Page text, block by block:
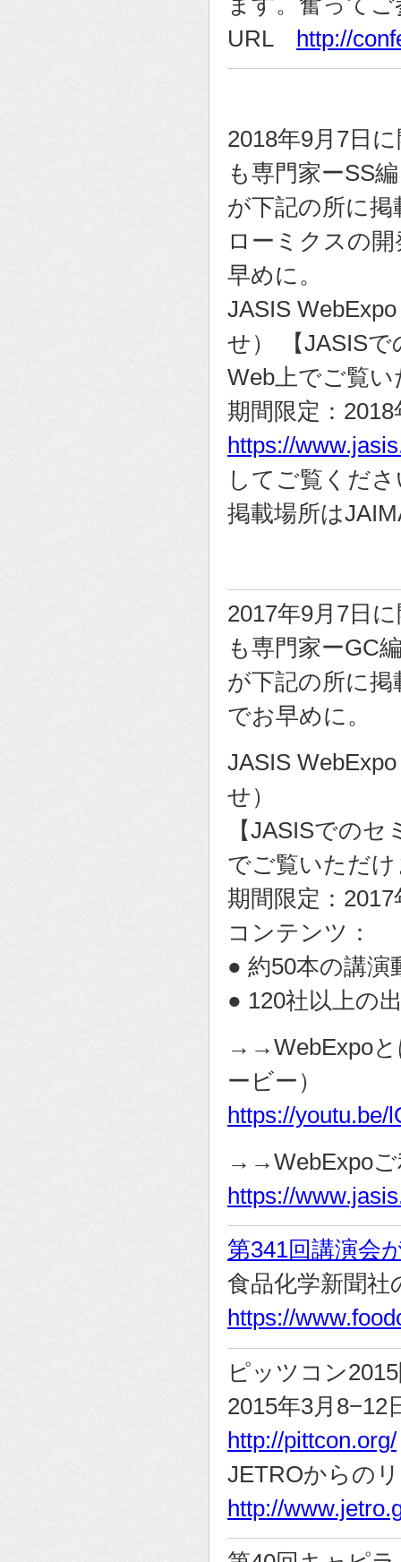
URL http://
2018年9月7日
も専門家ーSS
が下記の所に
ローミクスの
早めに。
JASIS
せ） 【JASIS
Web上でご覧
期間限定：
https://
してご覧くだ
掲載場所は
2017年9月7日
も専門家ーGC
が下記の所に
でお早めに。
JASIS
せ）
【JASISでの
でご覧いただ
期間限定：
コンテンツ：
● 約50本の講演
● 120社以上の
→→WebExpoと
ービー）
https://youtu.be/
→→WebExpoご
https://
第341回講演会
食品化学新聞
https://
ピッツコン
2015年3月8−12
http://pittcon.org/
JETROからの
http://